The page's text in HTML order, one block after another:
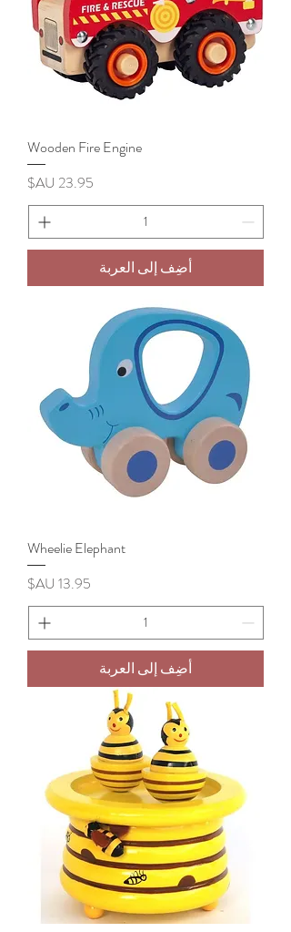
Wooden Fire Engine
السعر
أضِف إلى العربة
Wheelie Elephant
السعر
أضِف إلى العربة